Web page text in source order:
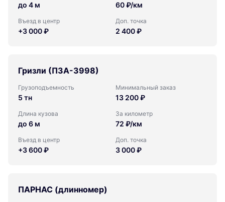
до 4 м 60 ₽/км
Въезд в центр
+3 000 ₽
Доп. точка
2 400 ₽
Гризли (ПЗА-3998)
Грузоподъемность
5 тн
Минимальный заказ
13 200 ₽
Длина кузова
до 6 м
За километр
72 ₽/км
Въезд в центр
+3 600 ₽
Доп. точка
3 000 ₽
ПАРНАС (длинномер)